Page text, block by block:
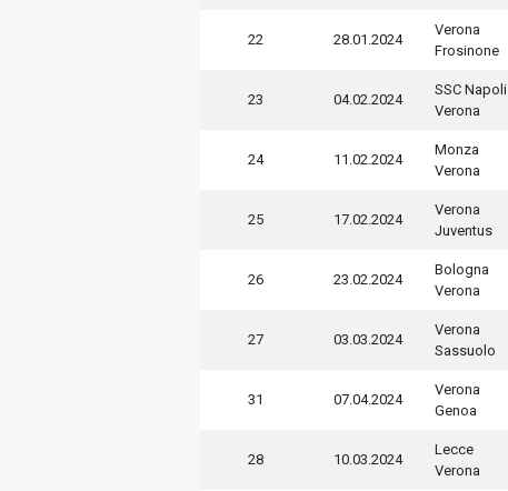
22 28.01.2024
Verona
Frosinone
23 04.02.2024
SSC Napoli
Verona
24 11.02.2024
Monza
Verona
25 17.02.2024
Verona
Juventus
26 23.02.2024
Bologna
Verona
27 03.03.2024
Verona
Sassuolo
31 07.04.2024
Verona
Genoa
28 10.03.2024
Lecce
Verona